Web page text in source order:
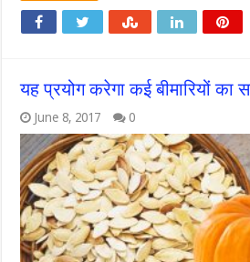
यह प्रयोग करेगा कई बीमारियों का
June 8, 2017 0